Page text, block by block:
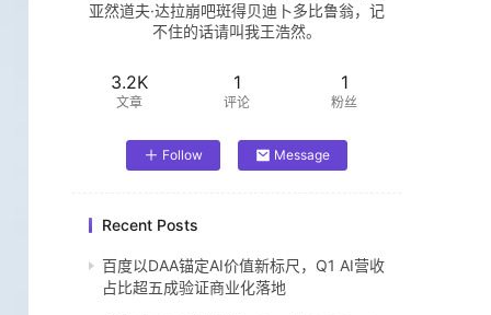
亚然道夫·达拉崩吧斑得贝迪卜多比鲁翁，记
不住的话请叫我王浩然。
3.2K
文章
1
评论
1
粉丝
Follow Message
Recent Posts
百度以DAA锚定AI价值新标尺，Q1 AI营收
占比超五成验证商业化落地